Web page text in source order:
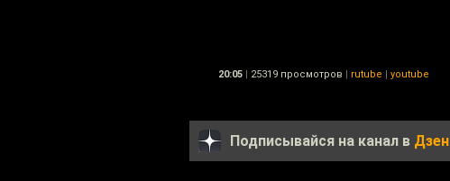
20:05 | 25319 просмотров | rutube | youtube
Подписывайся на канал в Дзен